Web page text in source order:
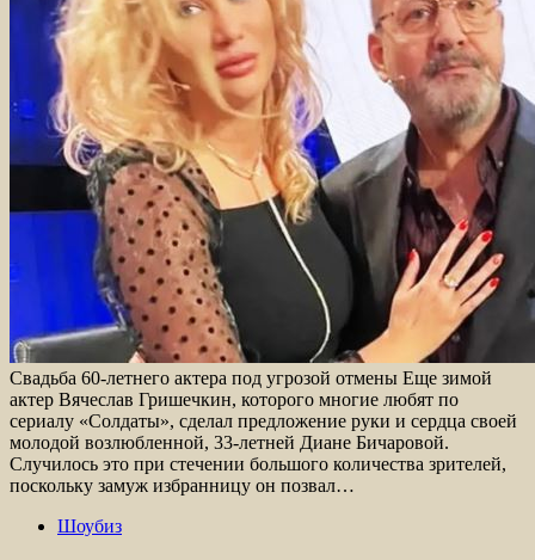
Свадьба 60-летнего актера под угрозой отмены Еще зимой
актер Вячеслав Гришечкин, которого многие любят по
сериалу «Солдаты», сделал предложение руки и сердца своей
молодой возлюбленной, 33-летней Диане Бичаровой.
Случилось это при стечении большого количества зрителей,
поскольку замуж избранницу он позвал…
Шоубиз